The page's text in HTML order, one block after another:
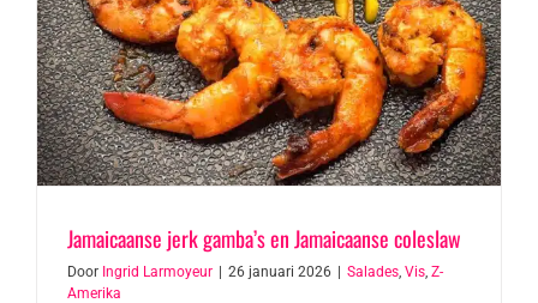
Jamaicaanse jerk gamba’s en Jamaicaanse coleslaw
Door Ingrid Larmoyeur 26 januari 2026 Salades, Vis, Z-
Amerika